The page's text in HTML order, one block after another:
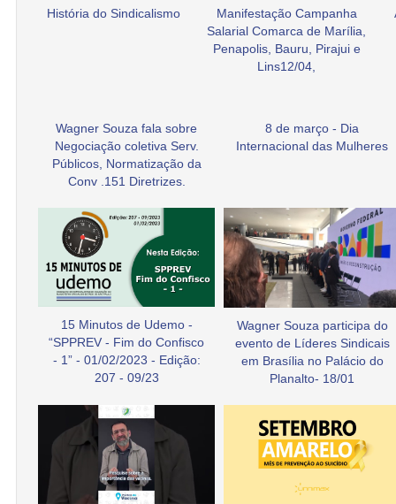
História do Sindicalismo
Manifestação Campanha
Salarial Comarca de Marília,
Penapolis, Bauru, Pirajui e
Lins12/04,
Wagner Souza fala sobre
Negociação coletiva Serv.
Públicos, Normatização da
Conv .151 Diretrizes.
8 de março - Dia
Internacional das Mulheres
15 Minutos de Udemo -
“SPPREV - Fim do Confisco
- 1” - 01/02/2023 - Edição:
207 - 09/23
Wagner Souza participa do
evento de Líderes Sindicais
em Brasília no Palácio do
Planalto- 18/01